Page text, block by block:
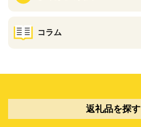
コラム
返礼品を探す